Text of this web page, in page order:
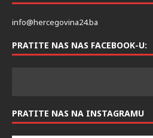
KONTAKT
info@hercegovina24.ba